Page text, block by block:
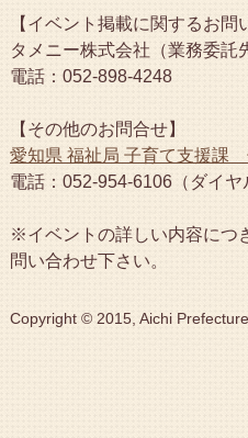
【イベント掲載に関するお問
タメニー株式会社（業務委託
電話：052-898-4248
【その他のお問合せ】
愛知県 福祉局 子育て支援課
電話：052-954-6106（ダイヤ
※イベントの詳しい内容につ
問い合わせ下さい。
Copyright © 2015, Aichi